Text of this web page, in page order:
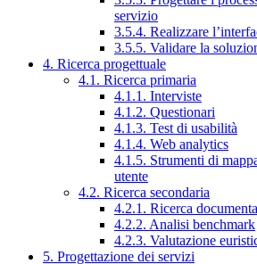
servizio
3.5.4. Realizzare
3.5.5. Validare la
4. Ricerca progettuale
4.1. Ricerca primaria
4.1.1. Interviste
4.1.2. Questionari
4.1.3. Test di usabilità
4.1.4. Web analytics
4.1.5. Strumenti di
utente
4.2. Ricerca secondaria
4.2.1. Ricerca
4.2.2. Analisi benchmark
4.2.3. Valutazione
5. Progettazione dei servizi